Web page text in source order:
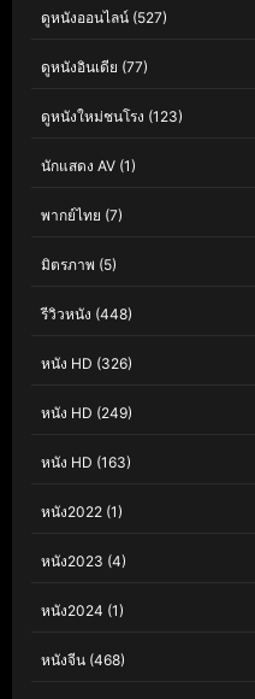
ดูหนังออนไลน์ (527)
ดูหนังอินเดีย (77)
ดูหนังใหม่ชนโรง (123)
นักแสดง AV (1)
พากย์ไทย (7)
มิตรภาพ (5)
รีวิวหนัง (448)
หนัง HD (326)
หนัง HD (249)
หนัง HD (163)
หนัง2022 (1)
หนัง2023 (4)
หนัง2024 (1)
หนังจีน (468)